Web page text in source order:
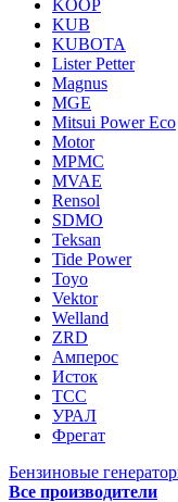
KOOP
KUB
KUBOTA
Lister Petter
Magnus
MGE
Mitsui Power Eco
Motor
MPMC
MVAE
Rensol
SDMO
Teksan
Tide Power
Toyo
Vektor
Welland
ZRD
Амперос
Исток
ТСС
УРАЛ
Фрегат
Бензиновые
Все производители